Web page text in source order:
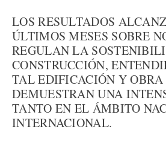
LOS RESULTADOS
ÚLTIMOS MESES SOBRE
REGULAN LA
CONSTRUCCIÓN,
TAL EDIFICACIÓN Y
DEMUESTRAN UNA
TANTO EN EL ÁMBITO
INTERNACIONAL.